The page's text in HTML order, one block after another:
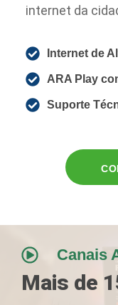
internet da
Internet de
ARA Play
Suporte
Canais
Mais de